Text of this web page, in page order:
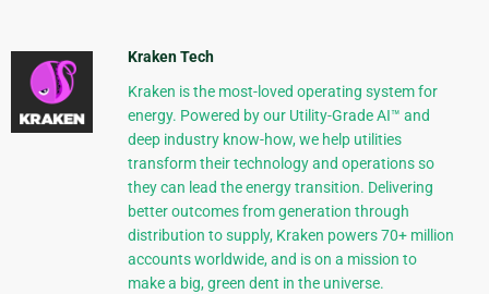
Kraken Tech
Kraken is the most-loved operating system for
energy. Powered by our Utility-Grade AI™ and
deep industry know-how, we help utilities
transform their technology and operations so
they can lead the energy transition. Delivering
better outcomes from generation through
distribution to supply, Kraken powers 70+ million
accounts worldwide, and is on a mission to
make a big, green dent in the universe.